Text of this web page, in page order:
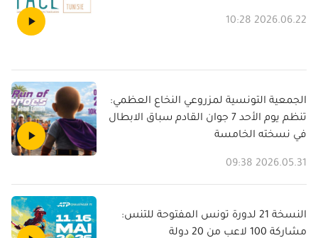
2026.06.22 10:28
الجمعية التونسية لمزروعي النخاع العظمي:
تنظم يوم الأحد 7 جوان القادم سباق الابطال
في نسخته الخامسة
2026.05.31 09:38
النسخة 21 لدورة تونس المفتوحة للتنس:
مشاركة 100 لاعب من 20 دولة